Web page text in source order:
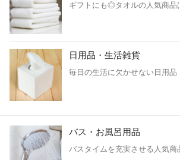
ギフトにも◎タオルの人気商品
日用品・生活雑貨
毎日の生活に欠かせない日用品
バス・お風呂用品
バスタイムを充実させる人気商